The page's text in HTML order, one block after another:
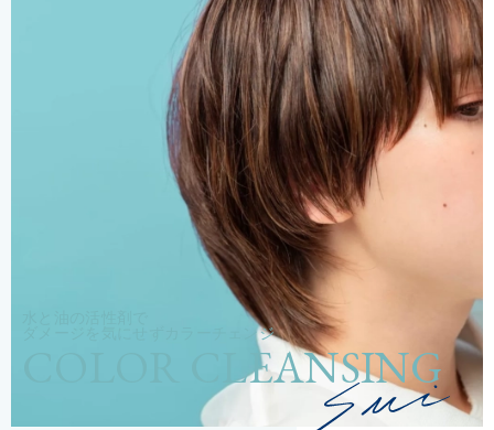
ダメージを気にせずカラーチェンジ
COLOR CLEANSING